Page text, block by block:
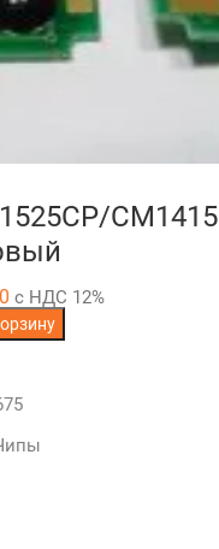
CM1415
с НДС 12%